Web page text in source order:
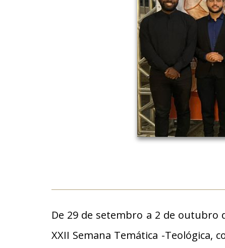
De 29 de setembro a 2 de outubro
XXII Semana Temática -Teológica,